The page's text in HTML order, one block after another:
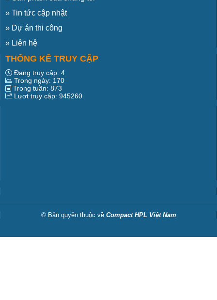
» Tin tức cập nhật
» Dự án thi công
» Liên hệ
THỐNG KÊ TRUY CẬP
Đang truy cập: 4
Trong ngày: 170
Trong tuần: 873
Lượt truy cập: 945260
© Bản quyền thuộc về Compact HPL Việt Nam